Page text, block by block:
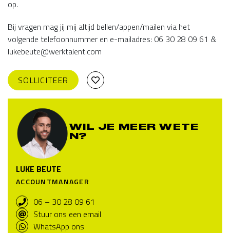
op.
Bij vragen mag jij mij altijd bellen/appen/mailen via het
volgende telefoonnummer en e-mailadres: 06 30 28 09 61 &
lukebeute@werktalent.com
SOLLICITEER
WIL JE MEER WETE
N?
LUKE BEUTE
ACCOUNTMANAGER
06 – 30 28 09 61
Stuur ons een email
WhatsApp ons